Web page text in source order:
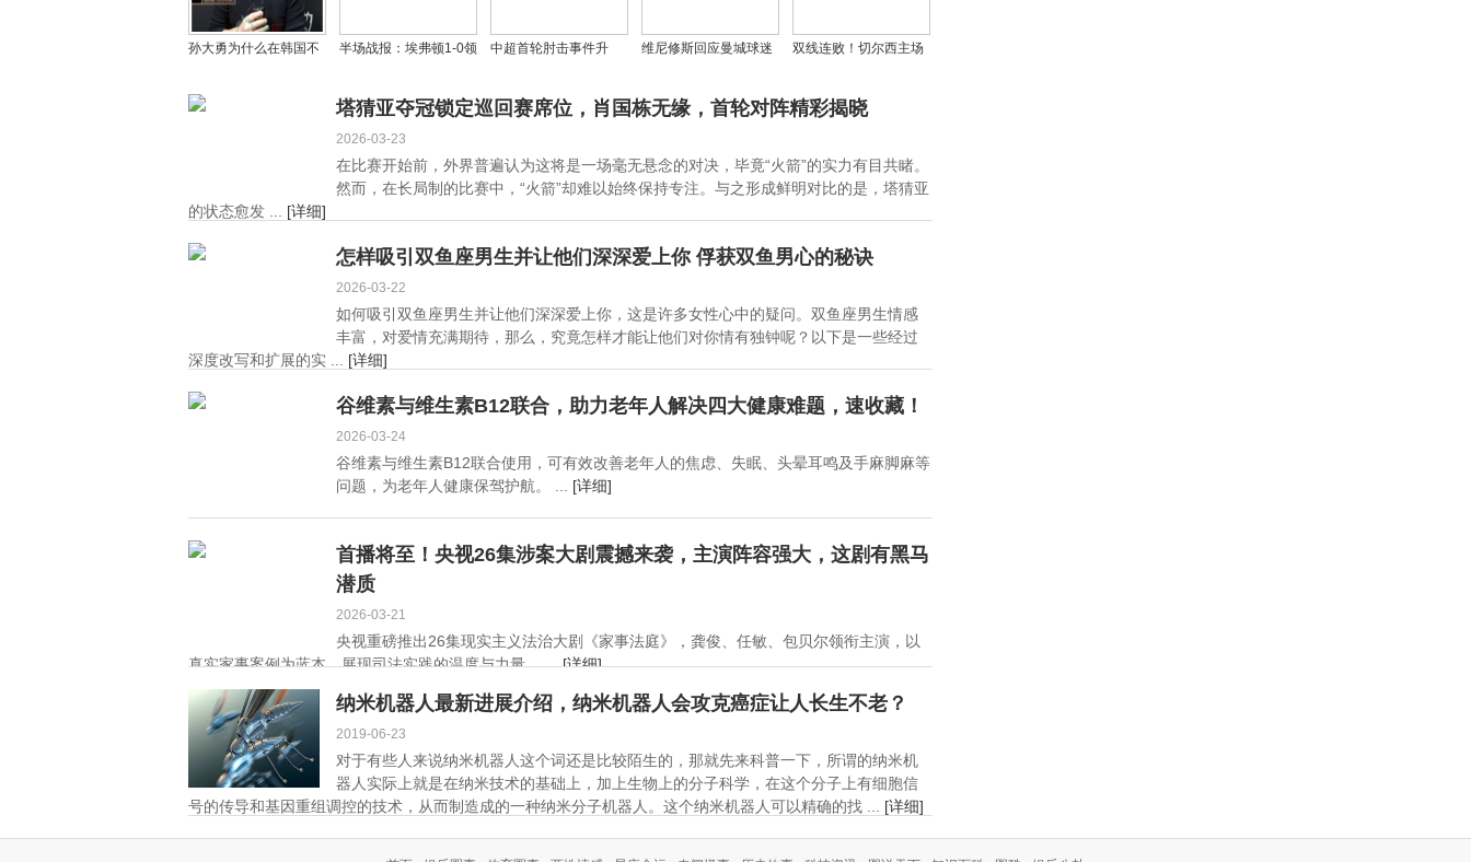
孙大勇为什么在韩国不
入中国国籍了吗？
半场战报：埃弗顿1-0领
克福德神勇
中超首轮肘击事件升
遭重罚 禁赛2场+罚款1
维尼修斯回应曼城球迷
有反击机会
双线连败！切尔西主场
登制胜 詹姆斯补时憾中
塔猜亚夺冠锁定巡回赛席位，肖国栋无缘，首轮对阵精彩揭晓
2026-03-23
在比赛开始前，外界普遍认为这将是一场毫无悬念的对决，毕竟“火箭”的实力有目共睹。
然而，在长局制的比赛中，“火箭”却难以始终保持专注。与之形成鲜明对比的是，塔猜亚
的状态愈发 ... [详细]
怎样吸引双鱼座男生并让他们深深爱上你 俘获双鱼男心的秘诀
2026-03-22
如何吸引双鱼座男生并让他们深深爱上你，这是许多女性心中的疑问。双鱼座男生情感
丰富，对爱情充满期待，那么，究竟怎样才能让他们对你情有独钟呢？以下是一些经过
深度改写和扩展的实 ... [详细]
谷维素与维生素B12联合，助力老年人解决四大健康难题，速收藏！
2026-03-24
谷维素与维生素B12联合使用，可有效改善老年人的焦虑、失眠、头晕耳鸣及手麻脚麻等
问题，为老年人健康保驾护航。 ... [详细]
首播将至！央视26集涉案大剧震撼来袭，主演阵容强大，这剧有黑马
潜质
2026-03-21
央视重磅推出26集现实主义法治大剧《家事法庭》，龚俊、任敏、包贝尔领衔主演，以
真实家事案例为蓝本，展现司法实践的温度与力量。 ...[详细]
纳米机器人最新进展介绍，纳米机器人会攻克癌症让人长生不老？
2019-06-23
对于有些人来说纳米机器人这个词还是比较陌生的，那就先来科普一下，所谓的纳米机
器人实际上就是在纳米技术的基础上，加上生物上的分子科学，在这个分子上有细胞信
号的传导和基因重组调控的技术，从而制造成的一种纳米分子机器人。这个纳米机器人可以精确的找 ... [详细]